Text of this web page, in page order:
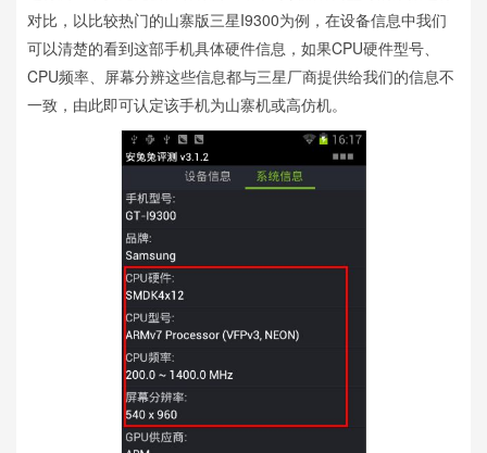
对比，以比较热门的山寨版三星I9300为例，在设备信息中我们
可以清楚的看到这部手机具体硬件信息，如果CPU硬件型号、
CPU频率、屏幕分辨这些信息都与三星厂商提供给我们的信息不
一致，由此即可认定该手机为山寨机或高仿机。